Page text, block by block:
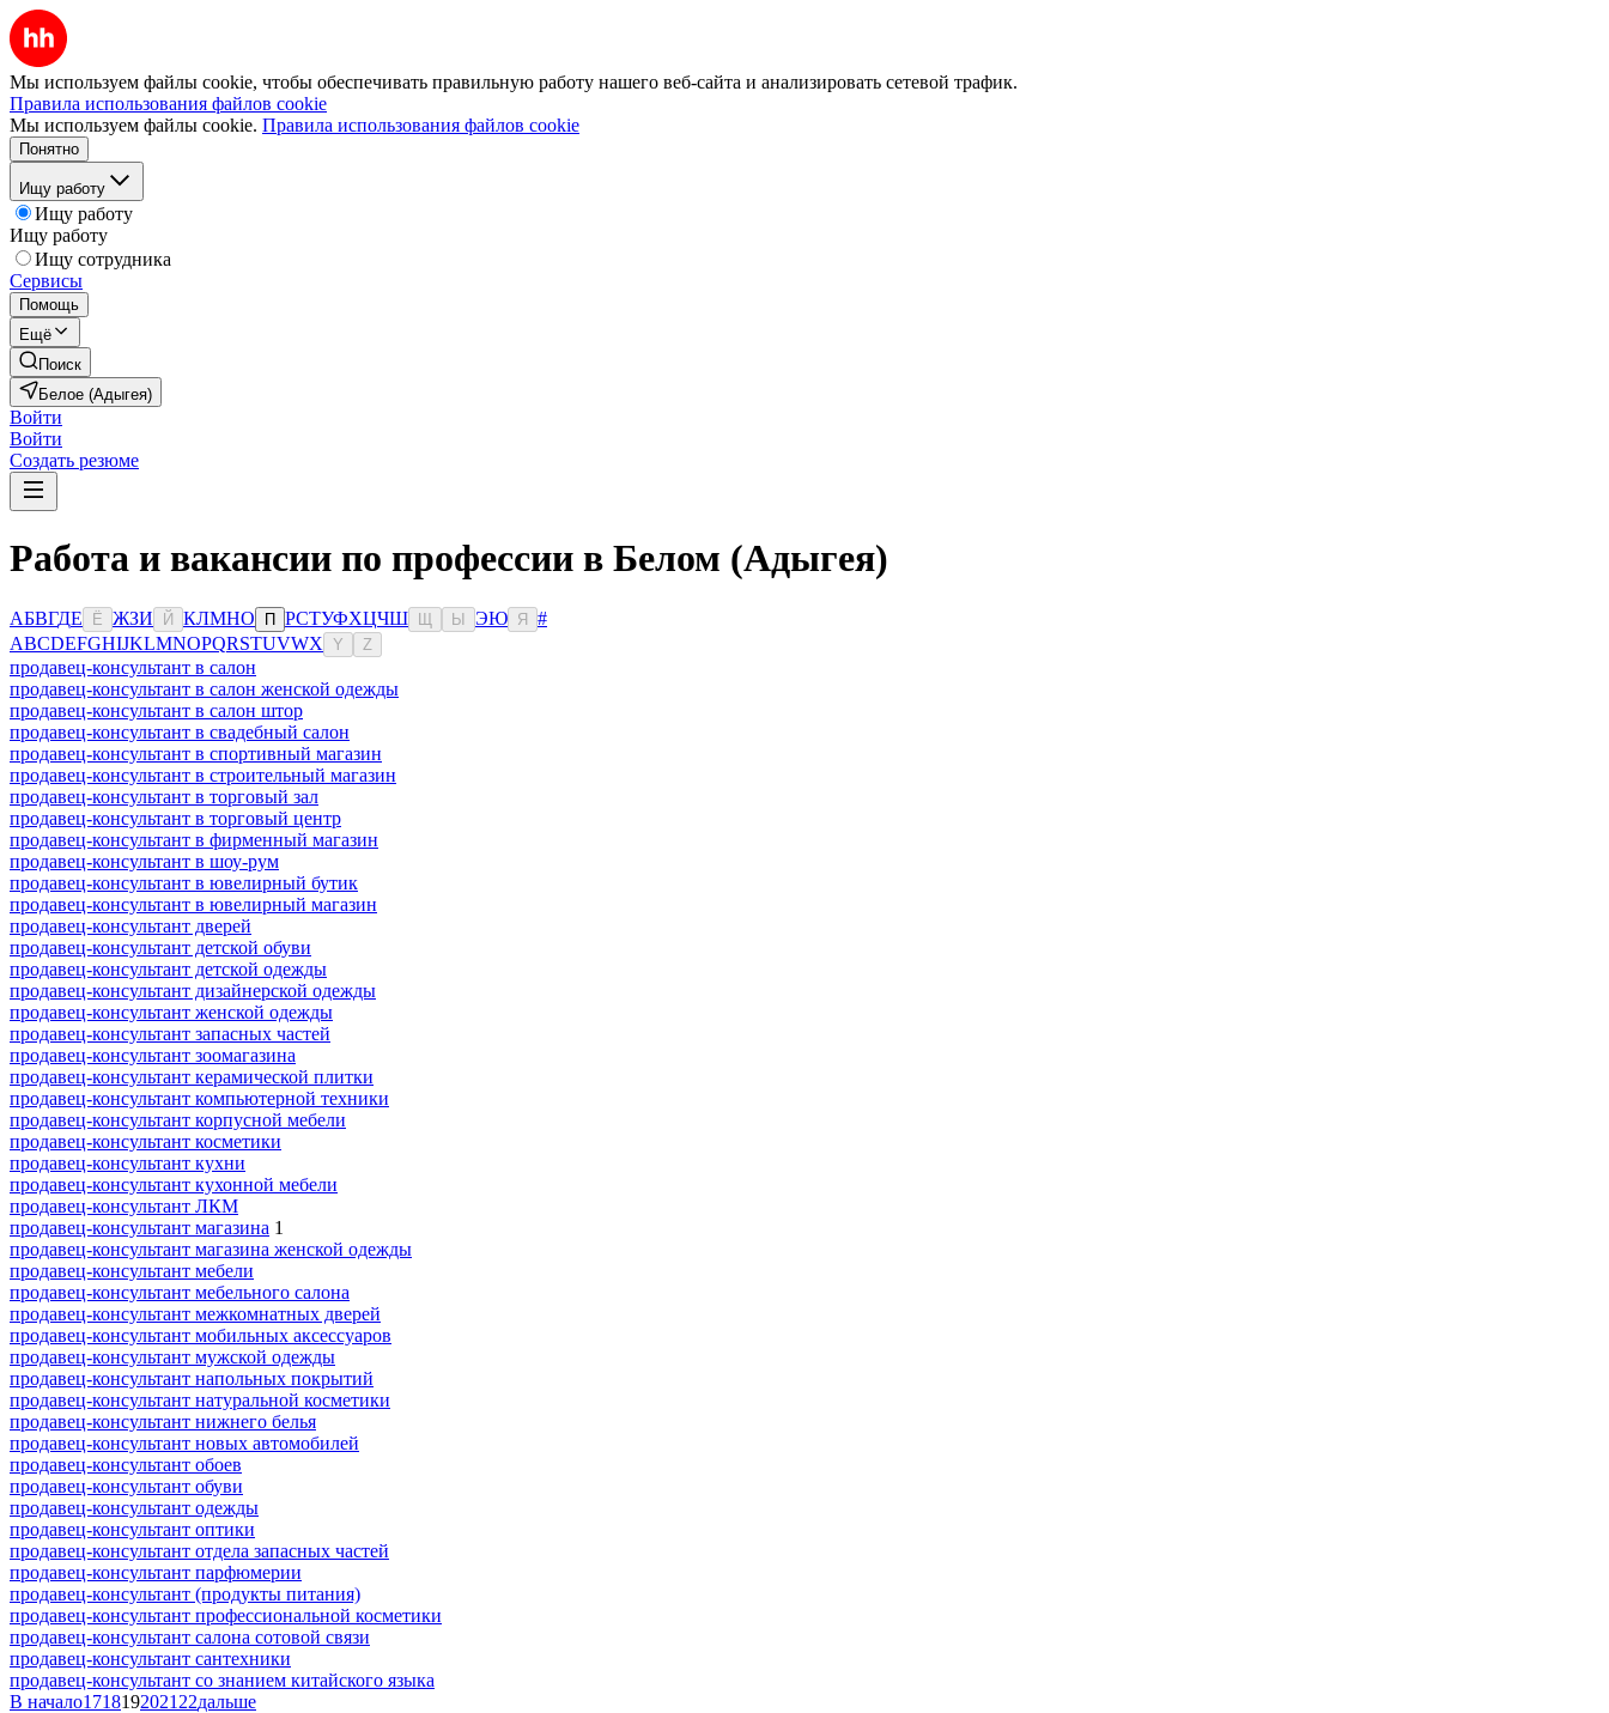
Мы используем файлы cookie, чтобы обеспечивать правильную работу нашего веб-сайта и анализировать сетевой трафик.
Правила использования файлов cookie
Мы используем файлы cookie. Правила использования файлов cookie
Понятно
Ищу работу
Ищу работу
Ищу работу
Ищу сотрудника
Сервисы
Помощь
Ещё
Поиск
Белое (Адыгея)
Войти
Войти
Создать резюме
Работа и вакансии по профессии в Белом (Адыгея)
АБВГДЕ Ё ЖЗИ Й КЛМНО П РСТУФХЦЧШ Ы ЭЮ Я
#
ABCDEFGHIJKLMNOPQRSTUVWX Y Z
продавец-консультант в салон
продавец-консультант в салон женской одежды
продавец-консультант в салон штор
продавец-консультант в свадебный салон
продавец-консультант в спортивный магазин
продавец-консультант в строительный магазин
продавец-консультант в торговый зал
продавец-консультант в торговый центр
продавец-консультант в фирменный магазин
продавец-консультант в шоу-рум
продавец-консультант в ювелирный бутик
продавец-консультант в ювелирный магазин
продавец-консультант дверей
продавец-консультант детской обуви
продавец-консультант детской одежды
продавец-консультант дизайнерской одежды
продавец-консультант женской одежды
продавец-консультант запасных частей
продавец-консультант зоомагазина
продавец-консультант керамической плитки
продавец-консультант компьютерной техники
продавец-консультант корпусной мебели
продавец-консультант косметики
продавец-консультант кухни
продавец-консультант кухонной мебели
продавец-консультант ЛКМ
продавец-консультант магазина 1
продавец-консультант магазина женской одежды
продавец-консультант мебели
продавец-консультант мебельного салона
продавец-консультант межкомнатных дверей
продавец-консультант мобильных аксессуаров
продавец-консультант мужской одежды
продавец-консультант напольных покрытий
продавец-консультант натуральной косметики
продавец-консультант нижнего белья
продавец-консультант новых автомобилей
продавец-консультант обоев
продавец-консультант обуви
продавец-консультант одежды
продавец-консультант оптики
продавец-консультант отдела запасных частей
продавец-консультант парфюмерии
продавец-консультант (продукты питания)
продавец-консультант профессиональной косметики
продавец-консультант салона сотовой связи
продавец-консультант сантехники
продавец-консультант со знанием китайского языка
В начало1718192021 22дальше